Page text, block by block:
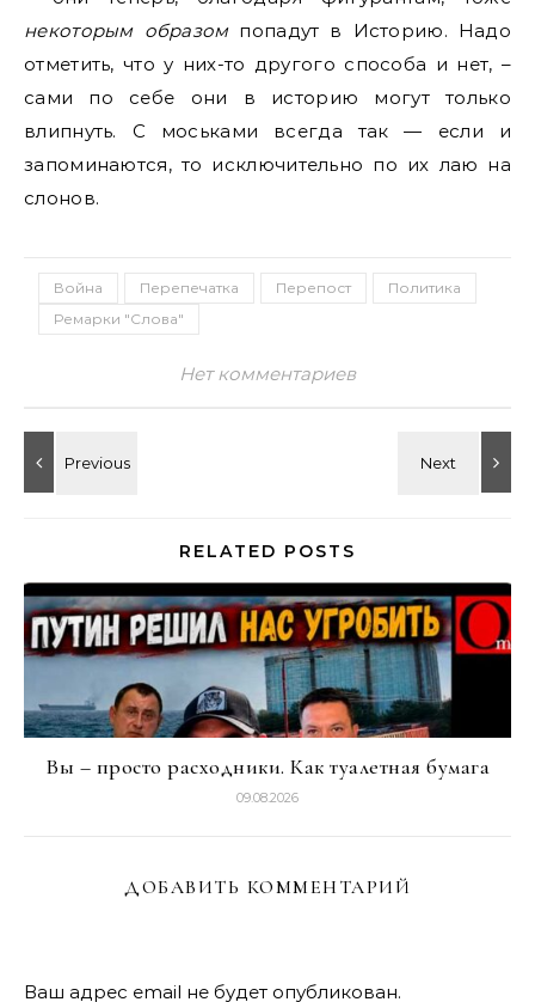
некоторым образомпопадут в Историю. Надо
отметить, что у них-то другого способа и нет, –
сами по себе они в историю могут только
влипнуть. С моськами всегда так — если и
запоминаются, то исключительно по их лаю на
слонов.
Война Перепечатка Перепост
Политика
Ремарки "Слова"
Нет комментариев
RELATED POSTS
Вы – просто расходники. Как туалетная бумага
09.08.2026
ДОБАВИТЬ КОММЕНТАРИЙ
Ваш адрес email не будет опубликован.